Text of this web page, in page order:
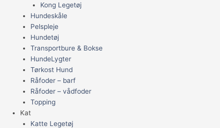
Kong Legetøj
Hundeskåle
Pelspleje
Hundetøj
Transportbure & Bokse
HundeLygter
Tørkost Hund
Råfoder – barf
Råfoder – vådfoder
Topping
Kat
Katte Legetøj